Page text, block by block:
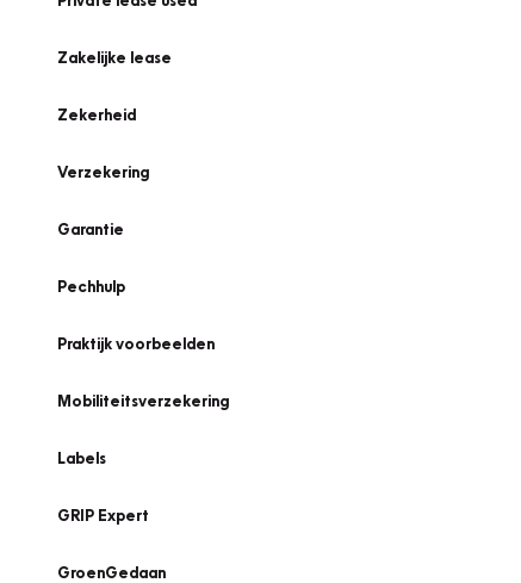
Zakelijke lease
Zekerheid
Verzekering
Garantie
Pechhulp
Praktijk voorbeelden
Mobiliteitsverzekering
Labels
GRIP Expert
GroenGedaan